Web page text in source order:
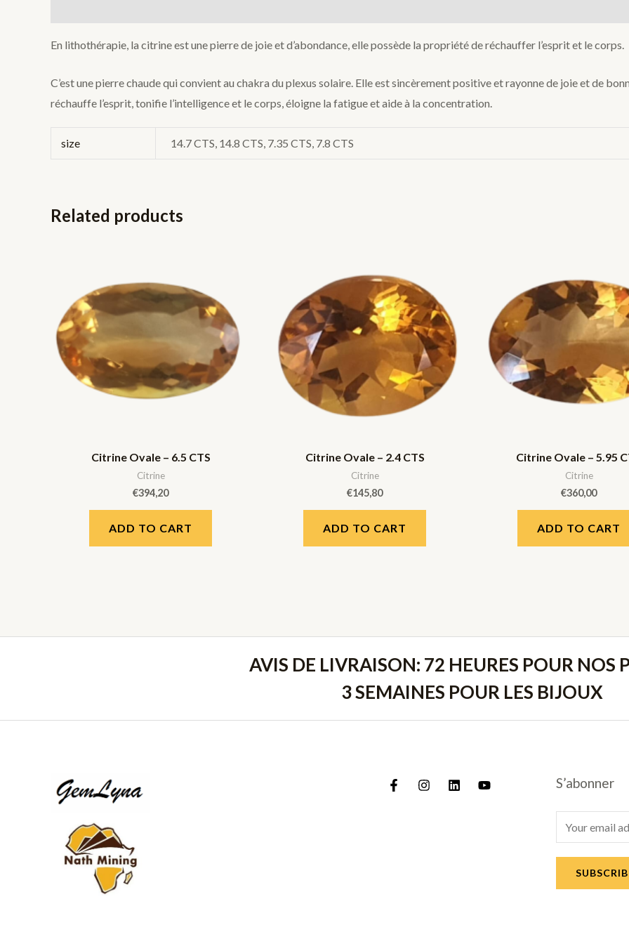
En lithothérapie, la citrine est une pierre de joie et d’abondance, elle possède la propriété de réchauffer l’esprit et le corps.
C’est une pierre chaude qui convient au chakra du plexus solaire. Elle est sincèrement positive et rayonne de joie et de
réchauffe l’esprit, tonifie l’intelligence et le corps, éloigne la fatigue et aide à la concentration.
size 14.7 CTS, 14.8 CTS, 7.35 CTS, 7.8 CTS
Related products
Citrine Ovale – 6.5 CTS
Citrine
€394,20
ADD TO CART
Citrine Ovale – 2.4 CTS
Citrine
€145,80
ADD TO CART
Citrine Ovale – 5.95
Citrine
€360,00
ADD TO CART
AVIS DE LIVRAISON: 72 HEURES POUR NOS
3 SEMAINES POUR LES BIJOUX
S’abonner
m
a